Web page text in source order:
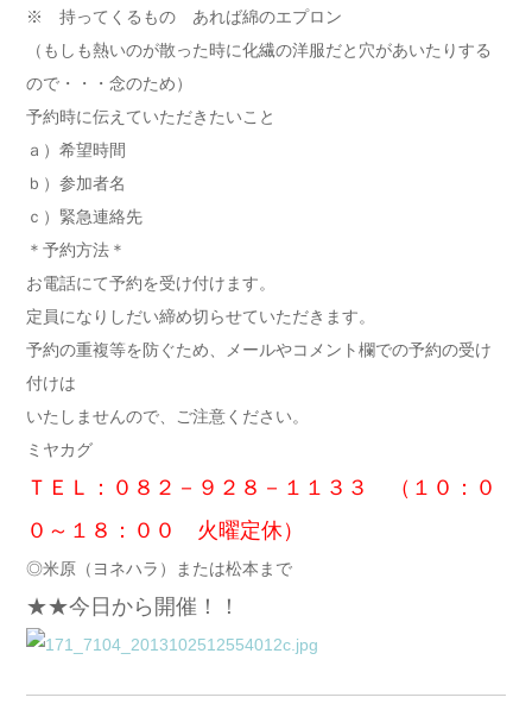
※ 持ってくるもの あれば綿のエプロン
（もしも熱いのが散った時に化繊の洋服だと穴があいたりする
ので・・・念のため）
予約時に伝えていただきたいこと
ａ）希望時間
ｂ）参加者名
ｃ）緊急連絡先
＊予約方法＊
お電話にて予約を受け付けます。
定員になりしだい締め切らせていただきます。
予約の重複等を防ぐため、メールやコメント欄での予約の受け
付けは
いたしませんので、ご注意ください。
ミヤカグ
ＴＥＬ：０８２－９２８－１１３３ （１０：０
０～１８：００ 火曜定休）
◎米原（ヨネハラ）または松本まで
★★今日から開催！！